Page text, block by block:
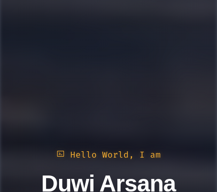
Hello World, I am
Duwi Arsana